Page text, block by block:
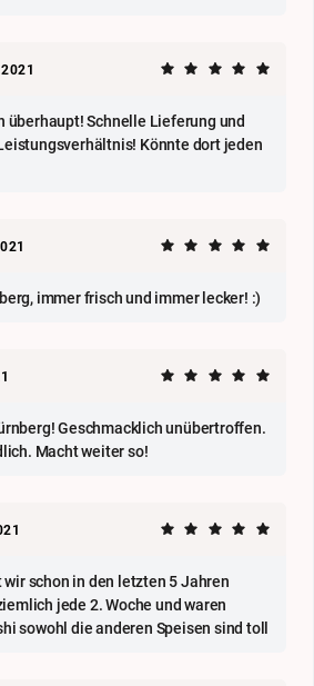
überhaupt! Schnelle Lieferung und
Könnte dort jeden
immer frisch und immer lecker! :)
Geschmacklich unübertroffen.
Macht weiter so!
schon in den letzten 5 Jahren
jede 2. Woche und waren
sowohl die anderen Speisen sind toll